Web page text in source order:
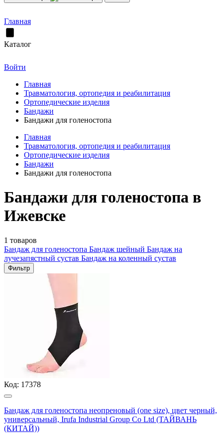
Главная
Каталог
Войти
Главная
Травматология, ортопедия и реабилитация
Ортопедические изделия
Бандажи
Бандажи для голеностопа
Главная
Травматология, ортопедия и реабилитация
Ортопедические изделия
Бандажи
Бандажи для голеностопа
Бандажи для голеностопа в
Ижевске
1 товаров
Бандаж для голеностопа Бандаж шейный Бандаж на
лучезапястный сустав Бандаж на коленный сустав
Фильтр
Код: 17378
Бандаж для голеностопа неопреновый (one size), цвет черный,
универсальный, Irufa Industrial Group Co Ltd (ТАЙВАНЬ
(КИТАЙ))